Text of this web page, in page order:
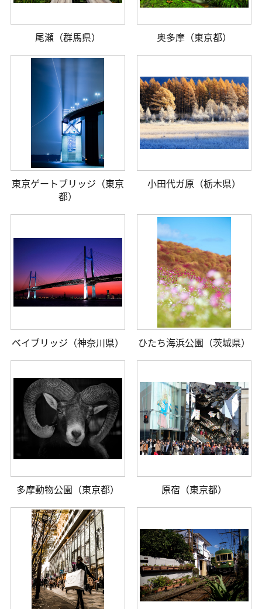
尾瀬（群馬県） 奥多摩（東京都）
東京ゲートブリッジ（東京
都）
小田代ガ原（栃木県）
ベイブリッジ（神奈川県） ひたち海浜公園（茨城県）
多摩動物公園（東京都） 原宿（東京都）